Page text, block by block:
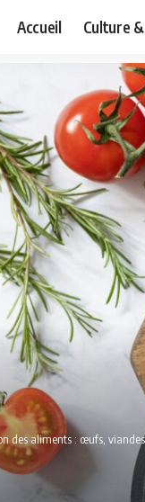
Accueil Culture
des aliments : œufs,